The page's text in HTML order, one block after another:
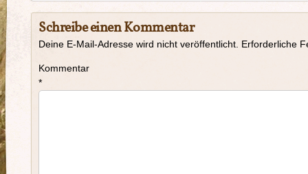
Schreibe einen Kommentar
Deine E-Mail-Adresse wird nicht veröffentlicht. Erforderliche
Kommentar
*